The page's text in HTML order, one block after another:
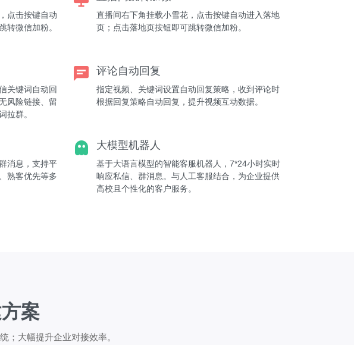
点击按键自动
转微信加粉。
直播间右下角挂载小雪花，点击按键自动进入落地
页；点击落地页按钮即可跳转微信加粉。
关键词自动回
风险链接、留
拉群。
评论自动回复
指定视频、关键词设置自动回复策略，收到评论时
根据回复策略自动回复，提升视频互动数据。
消息，支持平
熟客优先等多
大模型机器人
基于大语言模型的智能客服机器人，7*24小时实时
响应私信、群消息。与人工客服结合，为企业提供
高校且个性化的客户服务。
案
；大幅提升企业对接效率。